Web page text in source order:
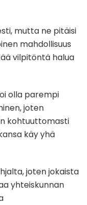
mutta ne pitäisi
mahdollisuus
vilpitöntä halua
olla parempi
joten
kohtuuttomasti
käy yhä
joten jokaista
yhteiskunnan